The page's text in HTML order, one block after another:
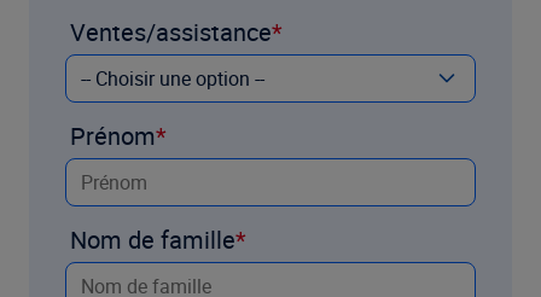
Ventes/assistance
Prénom
Nom de famille